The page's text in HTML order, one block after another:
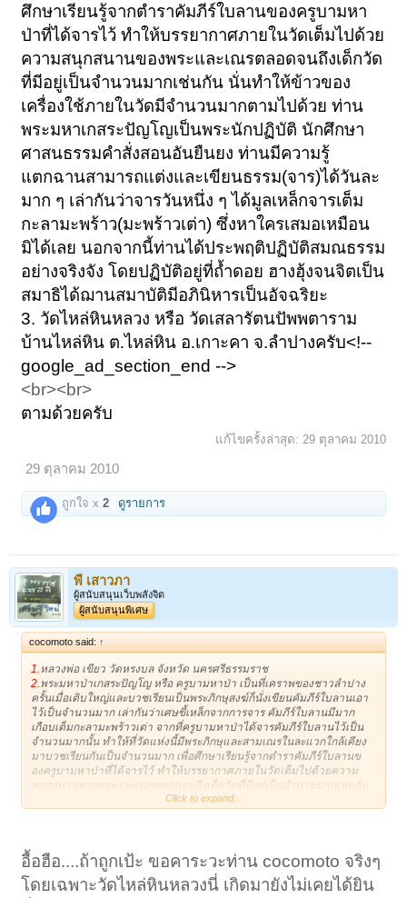
ศึกษาเรียนรู้จากตำราคัมภีร์ใบลานของครูบามหา
ป่าที่ได้จารไว้ ทำให้บรรยากาศภายในวัดเต็มไปด้วย
ความสนุกสนานของพระและเณรตลอดจนถึงเด็กวัด
ที่มีอยู่เป็นจำนวนมากเช่นกัน นั่นทำให้ข้าวของ
เครื่องใช้ภายในวัดมีจำนวนมากตามไปด้วย ท่าน
พระมหาเกสระปัญโญเป็นพระนักปฏิบัติ นักศึกษา
ศาสนธรรมคำสั่งสอนอันยืนยง ท่านมีความรู้
แตกฉานสามารถแต่งและเขียนธรรม(จาร)ได้วันละ
มาก ๆ เล่ากันว่าจารวันหนึ่ง ๆ ได้มูลเหล็กจารเต็ม
กะลามะพร้าว(มะพร้าวเต่า) ซึ่งหาใครเสมอเหมือน
มิได้เลย นอกจากนี้ท่านได้ประพฤติปฏิบัติสมณธรรม
อย่างจริงจัง โดยปฏิบัติอยู่ที่ถ้ำดอย ฮางฮุ้งจนจิตเป็น
สมาธิได้ฌานสมาบัติมีอภินิหารเป็นอัจฉริยะ
3. วัดไหล่หินหลวง หรือ วัดเสลารัตนปัพพตาราม
บ้านไหล่หิน ต.ไหล่หิน อ.เกาะคา จ.ลำปางครับ<!--
google_ad_section_end -->
<br><br>
ตามด้วยครับ
แก้ไขครั้งล่าสุด: 29 ตุลาคม 2010
29 ตุลาคม 2010
ถูกใจ x2 ดูรายการ
พี เสาวภา
ผู้สนับสนุนเว็บพลังจิต
ผู้สนับสนุนพิเศษ
cocomoto said: ↑
1. หลวงพ่อ เขียว วัดหรงบล จังหวัด นครศรีธรรมราช
2.พระมหาป่าเกสระปัญโญ หรือ ครูบามหาป่า เป็นที่เคราพของชาวลำปาง
ครั้นเมื่อเติบใหญ่และบวชเรียนเป็นพระภิกษุสงฆ์ก็นั่งเขียนคัมภีร์ใบลานเอา
ไว้เป็นจำนวนมาก เล่ากันว่าเศษขี้เหล็กจากการจาร คัมภีร์ใบลานมีมาก
เกือบเต็มกะลามะพร้าวเต่า จากที่ครูบามหาป่าได้จารคัมภีร์ใบลานไว้เป็น
จำนวนมากนั้น ทำให้ที่วัดแห่งนี้มีพระภิกษุและสามเณรในละแวกใกล้เคียง
มาบวชเรียนกันเป็นจำนวนมาก เพื่อศึกษาเรียนรู้จากตำราคัมภีร์ใบลานข
องครูบามหาป่าที่ได้จารไว้ ทำให้บรรยากาศภายในวัดเต็มไปด้วยความ
สนุกสนานของพระและเณรตลอดจนถึงเด็กวัดที่มีอยู่เป็นจำนวนมากเช่นกัน
นั่นทำให้ข้าวของเครื่องใช้ภายในวัดมีจำนวนมากตามไปด้วย ท่านพระมหา
เสมอเหมือนมิได้เลย นอกจากนี้ท่านได้ประพฤติปฏิบัติสมณธรรมอย่างจริงจัง
โดยปฏิบัติอยู่ที่ถ้ำดอย ฮางฮุ้งจนจิตเป็นสมาธิได้ฌานสมาบัติมีอภินิหารเป็น
อัจฉริยะ
Click to expand...
อื้อฮือ....ถ้าถูกเป้ะ ขอคาระวะท่าน cocomoto จริงๆ
โดยเฉพาะวัดไหล่หินหลวงนี่ เกิดมายังไม่เคยได้ยิน